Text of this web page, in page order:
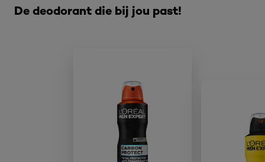
De deodorant die bij jou past!